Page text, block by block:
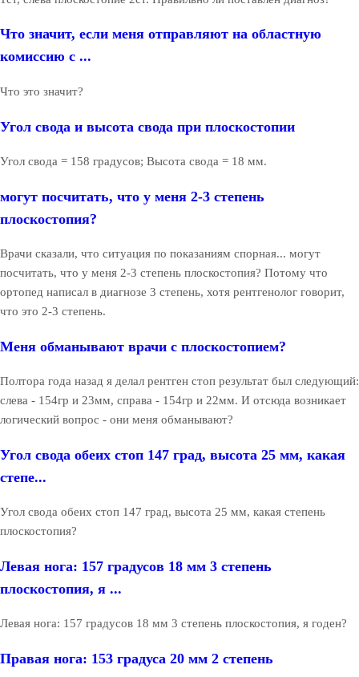
Что значит, если меня отправляют на областную
комиссию с ...
Что это значит?
Угол свода и высота свода при плоскостопии
Угол свода = 158 градусов; Высота свода = 18 мм.
могут посчитать, что у меня 2-3 степень
плоскостопия?
Врачи сказали, что ситуация по показаниям спорная... могут
посчитать, что у меня 2-3 степень плоскостопия? Потому что
ортопед написал в диагнозе 3 степень, хотя рентгенолог говорит,
что это 2-3 степень.
Меня обманывают врачи с плоскостопием?
Полтора года назад я делал рентген стоп результат был следующий:
слева - 154гр и 23мм, справа - 154гр и 22мм. И отсюда возникает
логический вопрос - они меня обманывают?
Угол свода обеих стоп 147 град, высота 25 мм, какая
степе...
Угол свода обеих стоп 147 град, высота 25 мм, какая степень
плоскостопия?
Левая нога: 157 градусов 18 мм 3 степень
плоскостопия, я ...
Левая нога: 157 градусов 18 мм 3 степень плоскостопия, я годен?
Правая нога: 153 градуса 20 мм 2 степень